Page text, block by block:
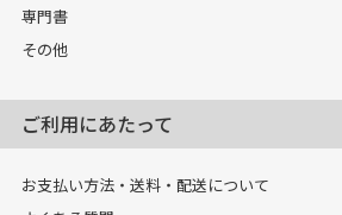
専門書
その他
ご利用にあたって
お支払い方法・送料・配送について